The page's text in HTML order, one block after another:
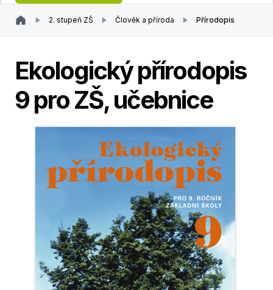
2. stupeň ZŠ Člověk a příroda Přírodopis
Ekologický přírodopis
9 pro ZŠ, učebnice